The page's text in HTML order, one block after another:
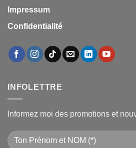
Impressum
Confidentialité
INFOLETTRE
Informez moi des promotions et